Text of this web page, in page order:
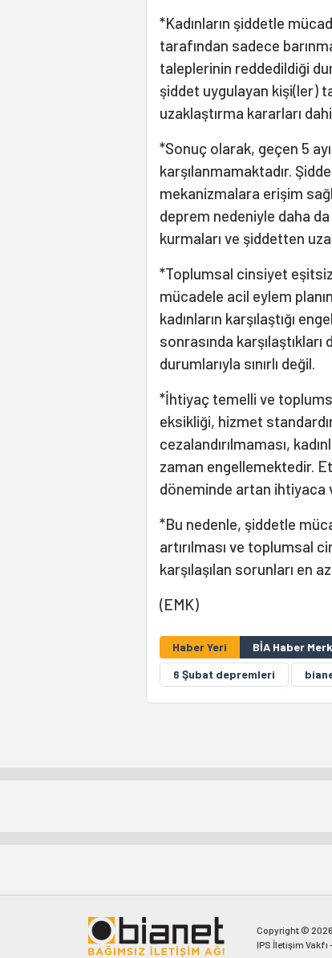
*Kadınların şiddetle
tarafından sadece
taleplerinin reddedildiği
şiddet uygulayan kişi(ler)
uzaklaştırma kararları
*Sonuç olarak, geçen 5
karşılanmamaktadır.
mekanizmalara erişim
deprem nedeniyle daha da
kurmaları ve şiddetten
*Toplumsal cinsiyet
mücadele acil eylem
kadınların karşılaştığı
sonrasında
durumlarıyla sınırlı değil.
*İhtiyaç temelli ve
eksikliği, hizmet
cezalandırılmaması,
zaman engellemektedir.
döneminde artan ihtiyaca
*Bu nedenle, şiddetle
artırılması ve toplumsal
karşılaşılan sorunları en
(EMK)
Haber Yeri BİA Haber
6 Şubat depremleri
Copyright © 2026
IPS İletişim Vakfı